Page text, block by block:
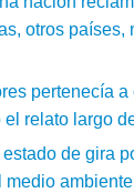
otros países,
pertenecía
relato largo
de gira